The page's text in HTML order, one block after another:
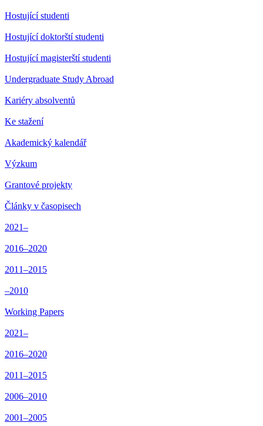
Hostující studenti
Hostující doktorští studenti
Hostující magisterští studenti
Undergraduate Study Abroad
Kariéry absolventů
Ke stažení
Akademický kalendář
Výzkum
Grantové projekty
Články v časopisech
2021–
2016–2020
2011–2015
–2010
Working Papers
2021–
2016–2020
2011–2015
2006–2010
2001–2005